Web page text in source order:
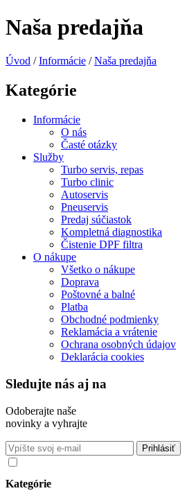
Naša predajňa
Úvod / Informácie / Naša predajňa
Kategórie
Informácie
O nás
Časté otázky
Služby
Turbo servis, repas
Turbo clinic
Autoservis
Pneuservis
Predaj súčiastok
Kompletná diagnostika
Čistenie DPF filtra
O nákupe
Všetko o nákupe
Doprava
Poštovné a balné
Platba
Obchodné podmienky
Reklamácia a vrátenie
Ochrana osobných údajov
Deklarácia cookies
Sledujte nás aj na
Odoberajte naše
novinky a vyhrajte
Kategórie